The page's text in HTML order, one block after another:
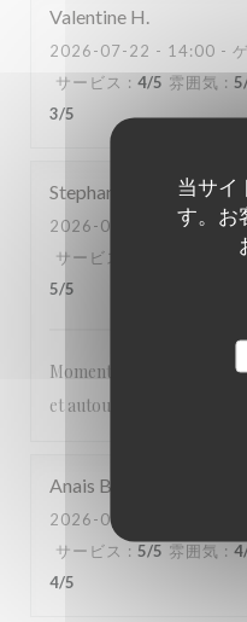
当サイ
す。お
Valentine H
2026-07-22 - 14:00 -
サービス : 4/5 雰囲気 : 5
3/5
Stephanie
2026-07-20
- 14:00 -
サービス
5
5/5
Moment très agréable les
et autour de bons plats
Anais B
2026-07-19
サービス : 5/5 雰囲気 : 4
4/5